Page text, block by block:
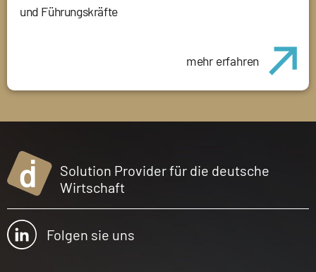
und Führungskräfte
mehr erfahren
Solution Provider für die deutsche
Wirtschaft
Folgen sie uns